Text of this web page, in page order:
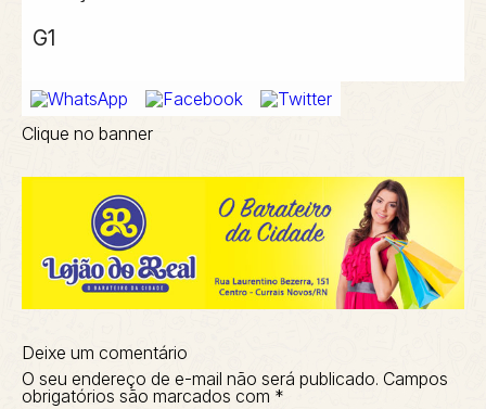
G1
Clique no banner
Deixe um comentário
O seu endereço de e-mail não será publicado. Campos
obrigatórios são marcados com *